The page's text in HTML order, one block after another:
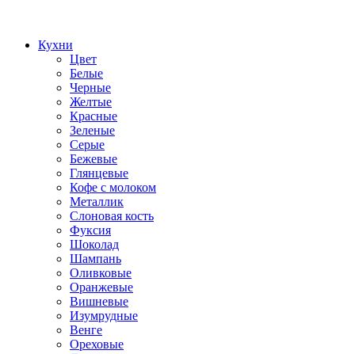
Кухни
Цвет
Белые
Черные
Желтые
Красные
Зеленые
Серые
Бежевые
Глянцевые
Кофе с молоком
Металлик
Слоновая кость
Фуксия
Шоколад
Шампань
Оливковые
Оранжевые
Вишневые
Изумрудные
Венге
Ореховые